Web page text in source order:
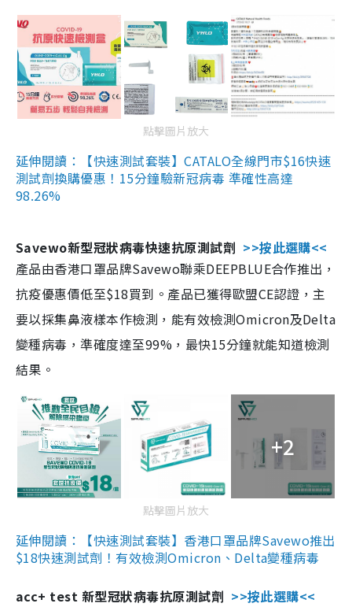
點擊圖片放大
延伸閱讀：【快速測試套裝】CATALO全線門市$16快速
測試劑換購優惠！15分鐘驗新冠病毒 準確性高達
98.26%
Savewo新型冠狀病毒快速抗原測試劑 >>按此選購<<
產品由香港口罩品牌Savewo聯乘DEEPBLUE合作推出，
抗疫優惠價低至$18買到。產品已獲得歐盟CE認證，主
要以採集鼻液樣本作檢測，能有效檢測Omicron及Delta
變種病毒，準確度達至99%，最快15分鐘就能知道檢測
結果。
+2
點擊圖片放大
延伸閱讀：【快速測試套裝】香港口罩品牌Savewo推出
$18快速測試劑！有效檢測Omicron、Delta變種病毒
acc+ test 新型冠狀病毒抗原測試劑 >>按此選購<<